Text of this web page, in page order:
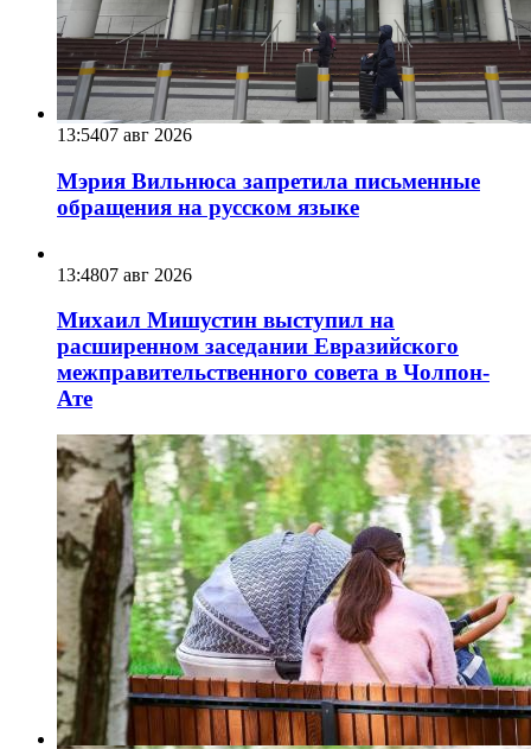
13:5407 авг 2026
Мэрия Вильнюса запретила письменные
обращения на русском языке
13:4807 авг 2026
Михаил Мишустин выступил на
расширенном заседании Евразийского
межправительственного совета в Чолпон-
Ате